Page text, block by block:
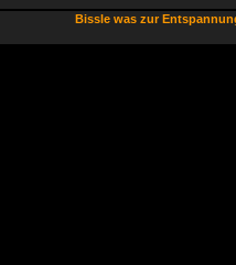
Bissle was zur